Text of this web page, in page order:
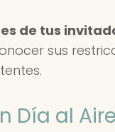
de tus
sus
Día al